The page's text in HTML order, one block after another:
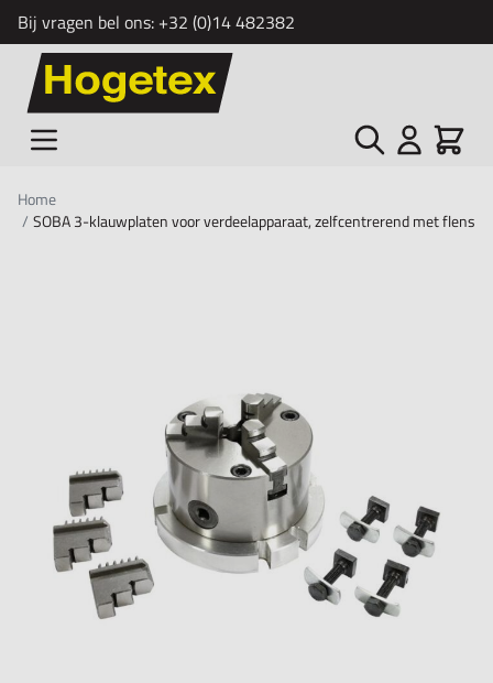
Bij vragen bel ons: +32 (0)14 482382
Ga naar de inhoud
Zoek Cart
Home
/ SOBA 3-klauwplaten voor verdeelapparaat, zelfcentrerend met flens